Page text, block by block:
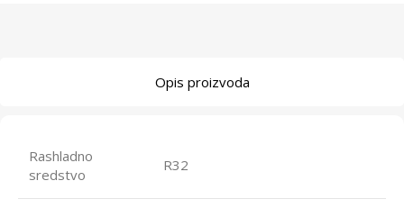
Opis proizvoda
Rashladno
sredstvo
R32